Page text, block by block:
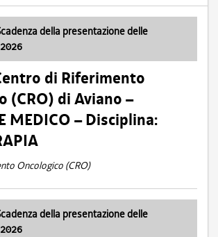
della presentazione delle
di Riferimento
(CRO) di Aviano –
MEDICO – Disciplina:
Oncologico (CRO)
della presentazione delle